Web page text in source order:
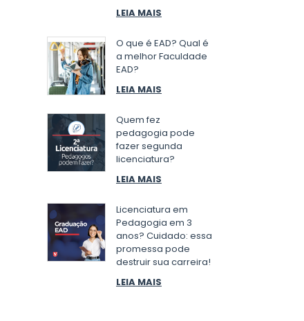
LEIA MAIS
O que é EAD? Qual é
a melhor Faculdade
EAD?
LEIA MAIS
Quem fez
pedagogia pode
fazer segunda
licenciatura?
LEIA MAIS
Licenciatura em
Pedagogia em 3
anos? Cuidado: essa
promessa pode
destruir sua carreira!
LEIA MAIS